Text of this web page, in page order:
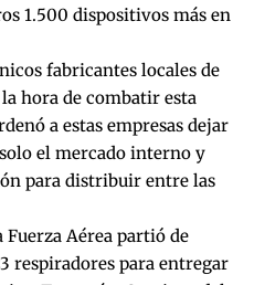
1.500 dispositivos más en
fabricantes locales de
hora de combatir esta
a estas empresas dejar
el mercado interno y
para distribuir entre las
Fuerza Aérea partió de
respiradores para entregar